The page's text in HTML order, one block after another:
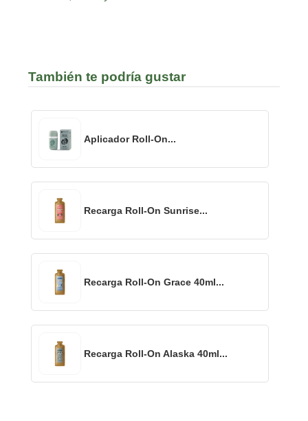
También te podría gustar
Aplicador Roll-On...
Recarga Roll-On Sunrise...
Recarga Roll-On Grace 40ml...
Recarga Roll-On Alaska 40ml...